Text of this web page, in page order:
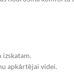
apkārtējai videi.